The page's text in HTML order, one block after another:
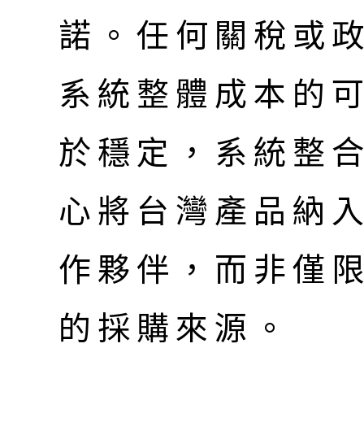
諾。任何關稅或
系統整體成本的
於穩定，系統整
心將台灣產品納
作夥伴，而非僅
的採購來源。